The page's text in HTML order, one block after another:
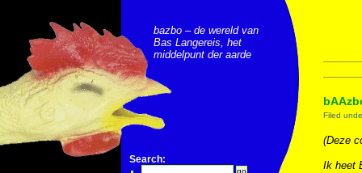
bazbo – de wereld van
Bas Langereis, het
middelpunt der aarde
Search:
Filed
(Deze
Ik heet